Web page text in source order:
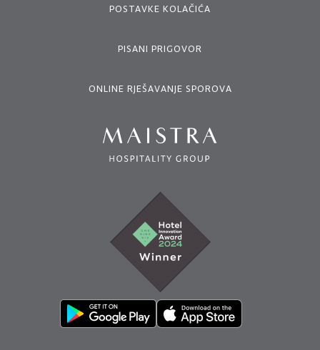
POSTAVKE KOLAČIĆA
PISANI PRIGOVOR
ONLINE RJEŠAVANJE SPOROVA